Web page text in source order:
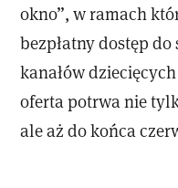
okno”, w ramach
bezpłatny dostęp
kanałów
oferta potrwa nie
ale aż do końca